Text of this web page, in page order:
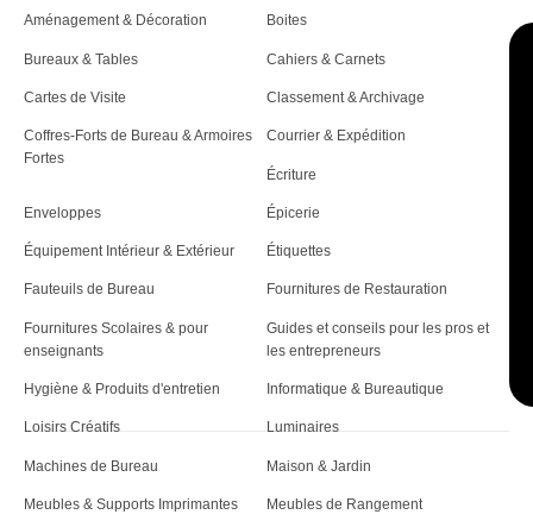
i
c
l
e
Aménagement & Décoration Boites
Bureaux & Tables Cahiers & Carnets
Cartes de Visite Classement & Archivage
Coffres-Forts de Bureau & Armoires
Fortes
Courrier & Expédition
Écriture
Enveloppes Épicerie
Équipement Intérieur & Extérieur Étiquettes
Fauteuils de Bureau Fournitures de Restauration
Fournitures Scolaires & pour
enseignants
Guides et conseils pour les pros et
les entrepreneurs
Hygiène & Produits d'entretien Informatique & Bureautique
Loisirs Créatifs Luminaires
Machines de Bureau Maison & Jardin
Meubles & Supports Imprimantes Meubles de Rangement